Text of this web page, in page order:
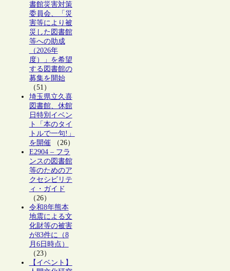
書館災害対策
委員会、「災
害等により被
災した図書館
等への助成
（2026年
度）」を希望
する図書館の
募集を開始
（51）
埼玉県立久喜
図書館、休館
日特別イベン
ト「本のタイ
トルで一句!」
を開催（26）
E2904 – フラ
ンスの図書館
等のためのア
クセシビリテ
ィ・ガイド
（26）
令和8年熊本
地震による文
化財等の被害
が83件に（8
月6日時点）
（23）
【イベント】